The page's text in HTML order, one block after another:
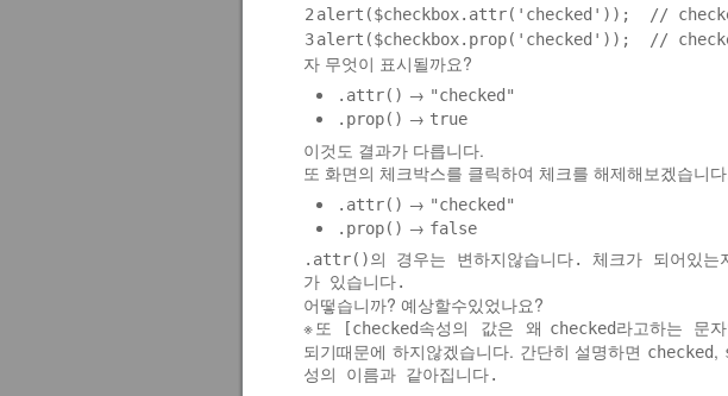
2 alert($checkbox.attr( 'checked' ));
//
3alert($checkbox.prop( 'checked' )); //
자 무엇이 표시될까요?
.attr() → "checked"
.prop() → true
이것도 결과가 다릅니다.
또 화면의 체크박스를 클릭하여 체크를 해제해보겠습니
.attr() → "checked"
.prop() → false
.attr()의 경우는 변하지않습니다. 체크가 되어있는
가 있습니다.
어떻습니까? 예상할수있었나요?
※또 [checked속성의 값은 왜 checked라고하는 문
되기때문에 하지않겠습니다. 간단히 설명하면 checked,
성의 이름과 같아집니다.